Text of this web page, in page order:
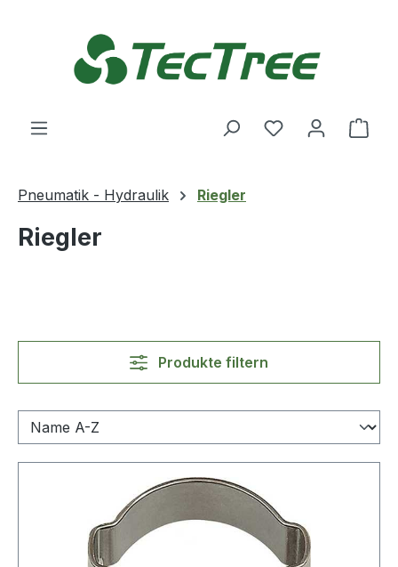
Du hast 0
Pneumatik - Hydraulik Riegler
Riegler
Produkte filtern